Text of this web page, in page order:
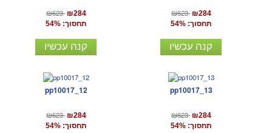
₪623 ₪284
תחסוך: 54%
קנה עכשיו
₪623 ₪284
תחסוך: 54%
קנה עכשיו
pp10017_12
₪623 ₪284
תחסוך: 54%
pp10017_13
₪623 ₪284
תחסוך: 54%